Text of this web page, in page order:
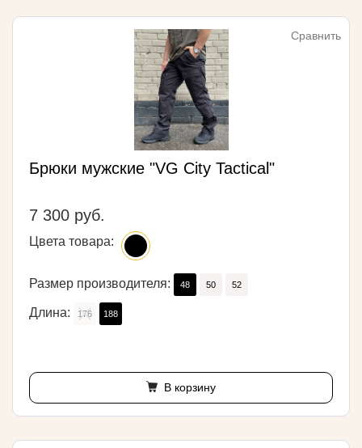
Сравнить
Брюки мужские "VG City Tactical"
7 300 руб.
Цвета товара:
Размер производителя: 48 50 52
Длина: 176 188
В корзину